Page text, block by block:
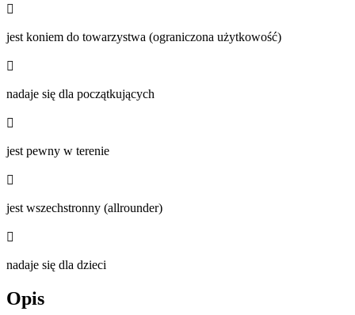

jest koniem do towarzystwa (ograniczona użytkowość)

nadaje się dla początkujących

jest pewny w terenie

jest wszechstronny (allrounder)

nadaje się dla dzieci
Opis